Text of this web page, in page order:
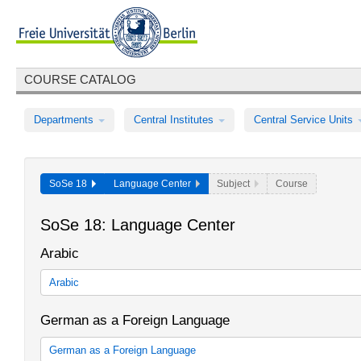
COURSE CATALOG
Departments Central Institutes Central Service Units
SoSe 18 Language Center Subject Course
SoSe 18: Language Center
Arabic
Arabic
and Islamic Studies for the B.A. program of the Department
Asia and the Near East
Arabisch im Rahmen der Allgemeinen Berufsvorbereitung in
German as a Foreign Language
German as a Foreign Language